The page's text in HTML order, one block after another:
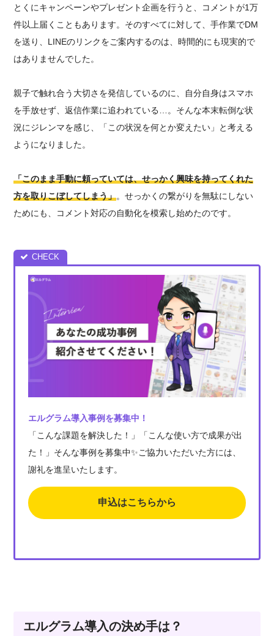
とくにキャンペーンやプレゼント企画を行うと、コメントが1万
件以上届くこともあります。そのすべてに対して、手作業でDM
を送り、LINEのリンクをご案内するのは、時間的にも現実的で
はありませんでした。
親子で触れ合う大切さを発信しているのに、自分自身はスマホ
を手放せず、返信作業に追われている…。そんな本末転倒な状
況にジレンマを感じ、「この状況を何とか変えたい」と考える
ようになりました。
「このまま手動に頼っていては、せっかく興味を持ってくれた
方を取りこぼしてしまう」。せっかくの繋がりを無駄にしない
ためにも、コメント対応の自動化を模索し始めたのです。
エルグラム導入事例を募集中！
「こんな課題を解決した！」「こんな使い方で成果が出
た！」そんな事例を募集中✨ご協力いただいた方には、
謝礼を進呈いたします。
申込はこちらから
エルグラム導入の決め手は？